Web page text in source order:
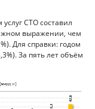
СТО составил
выражении, чем
Для справки: годом
За пять лет объём